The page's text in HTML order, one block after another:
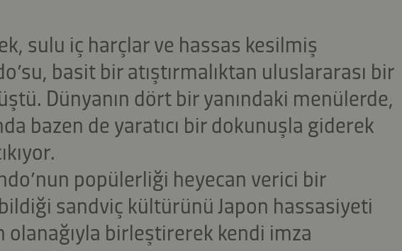
sulu iç harçlar ve hassas kesilmiş
basit bir atıştırmalıktan uluslararası bir
Dünyanın dört bir yanındaki menülerde,
bazen de yaratıcı bir dokunuşla giderek
popülerliği heyecan verici bir
sandviç kültürünü Japon hassasiyeti
olanağıyla birleştirerek kendi imza